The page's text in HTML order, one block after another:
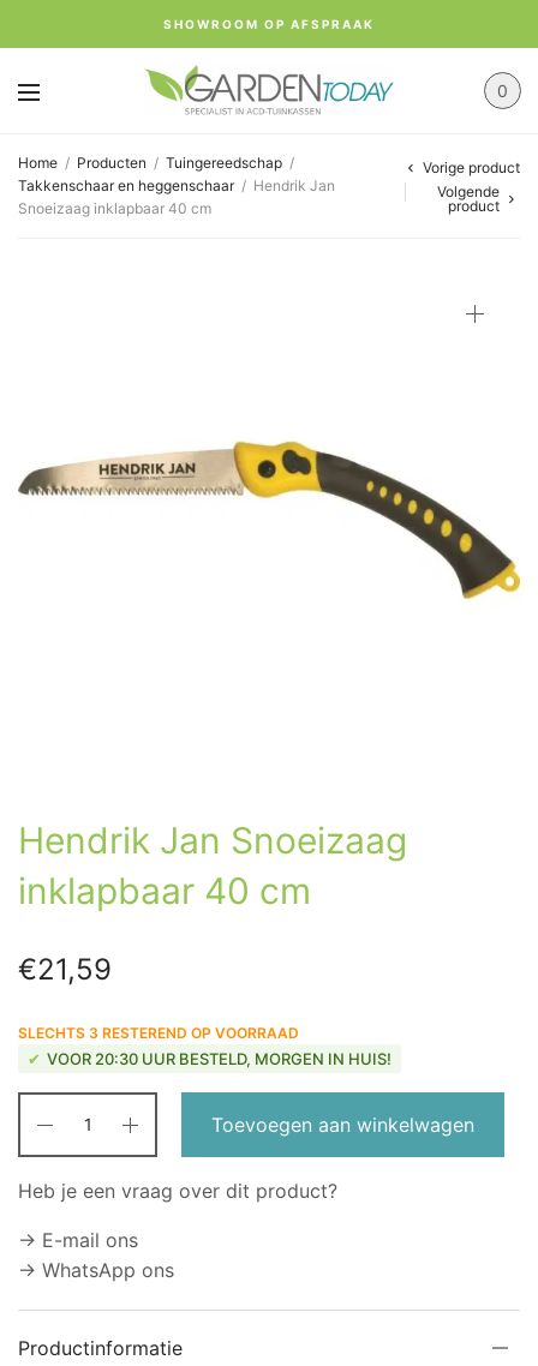
SHOWROOM OP AFSPRAAK
0
Home / Producten / Tuingereedschap /
Takkenschaar en heggenschaar / Hendrik Jan
Snoeizaag inklapbaar 40 cm
Vorige product
Volgende
product
Hendrik Jan Snoeizaag
inklapbaar 40 cm
€21,59
SLECHTS 3 RESTEREND OP VOORRAAD
VOOR 20:30 UUR BESTELD, MORGEN IN HUIS!
Toevoegen aan winkelwagen
Heb je een vraag over dit product?
→ E-mail ons
→ WhatsApp ons
Productinformatie